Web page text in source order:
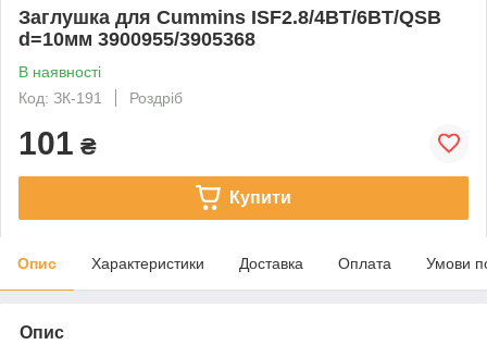
Заглушка для Cummins ISF2.8/4BT/6BT/QSB
d=10мм 3900955/3905368
В наявності
Код: ЗК-191
Роздріб
101 ₴
Купити
Опис Характеристики Доставка Оплата Умови
Опис